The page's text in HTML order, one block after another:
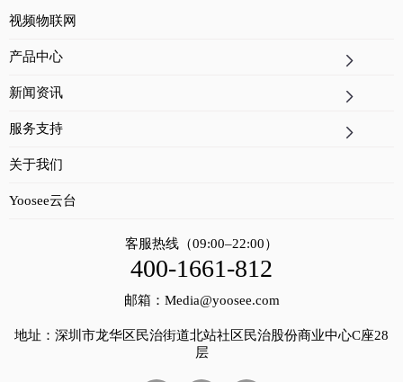
视频物联网
产品中心
新闻资讯
服务支持
关于我们
Yoosee云台
客服热线（09:00–22:00）
400-1661-812
邮箱：Media@yoosee.com
地址：深圳市龙华区民治街道北站社区民治股份商业中心C座28
层